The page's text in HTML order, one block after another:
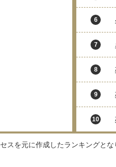
6
7
8
9
10
を元に作成したランキングとな